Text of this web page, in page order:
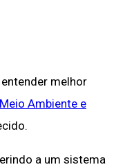
melhor
Ambiente e
a um sistema